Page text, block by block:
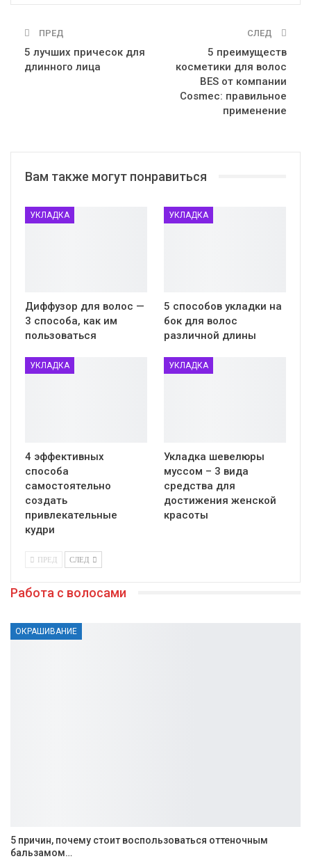
ПРЕД
5 лучших причесок для
длинного лица
СЛЕД
5 преимуществ
косметики для волос
BES от компании
Cosmec: правильное
применение
Вам также могут понравиться
УКЛАДКА
Диффузор для волос —
3 способа, как им
пользоваться
УКЛАДКА
5 способов укладки на
бок для волос
различной длины
УКЛАДКА
4 эффективных
способа
самостоятельно
создать
привлекательные
кудри
УКЛАДКА
Укладка шевелюры
муссом – 3 вида
средства для
достижения женской
красоты
ПРЕД СЛЕД
Работа с волосами
ОКРАШИВАНИЕ
5 причин, почему стоит воспользоваться оттеночным
бальзамом…